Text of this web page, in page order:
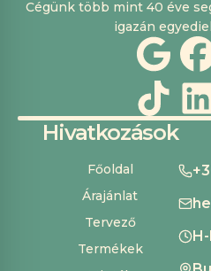
Cégünk több mint 40 éve
igazán
Hivatkozások
Főoldal
Árajánlat
Tervező
Termékek
H-